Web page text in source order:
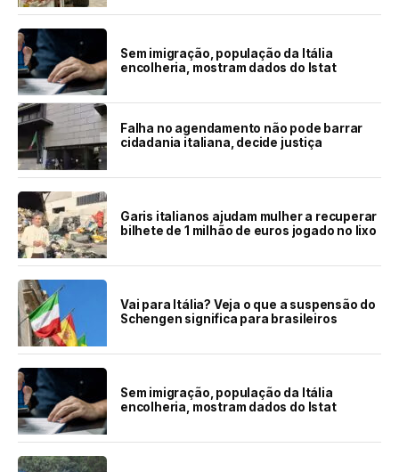
Sem imigração, população da Itália
encolheria, mostram dados do Istat
Falha no agendamento não pode barrar
cidadania italiana, decide justiça
Garis italianos ajudam mulher a recuperar
bilhete de 1 milhão de euros jogado no lixo
Vai para Itália? Veja o que a suspensão do
Schengen significa para brasileiros
Sem imigração, população da Itália
encolheria, mostram dados do Istat